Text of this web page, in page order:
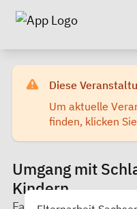
Diese
Um aktuelle
finden, klicken Sie
Umgang mit
Kindern